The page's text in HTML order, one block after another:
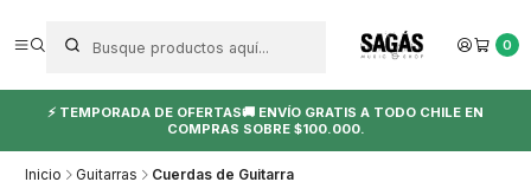
0
⚡ TEMPORADA DE OFERTAS🚚 ENVÍO GRATIS A TODO CHILE EN
COMPRAS SOBRE $100.000.
Inicio Guitarras Cuerdas de Guitarra